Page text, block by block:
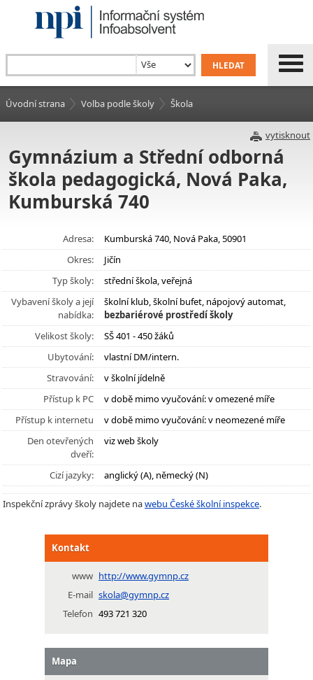
Úvodní strana Volba podle školy Škola
vytisknout
Gymnázium a Střední odborná
škola pedagogická, Nová Paka,
Kumburská 740
Adresa:
Kumburská 740, Nová Paka, 50901
Okres:
Jičín
Typ školy:
střední škola, veřejná
Vybavení školy a její
nabídka:
školní klub, školní bufet, nápojový automat,
bezbariérové prostředí školy
Velikost školy:
SŠ 401 - 450 žáků
Ubytování:
vlastní DM/intern.
Stravování:
v školní jídelně
Přístup k PC
v době mimo vyučování: v omezené míře
Přístup k internetu
v době mimo vyučování: v neomezené míře
Den otevřených
dveří:
viz web školy
Cizí jazyky: anglický (A), německý (N)
Inspekční zprávy školy najdete nawebu České školní inspekce.
Kontakt
www http://www.gymnp.cz
E-mail skola@gymnp.cz
Telefon 493 721 320
Mapa